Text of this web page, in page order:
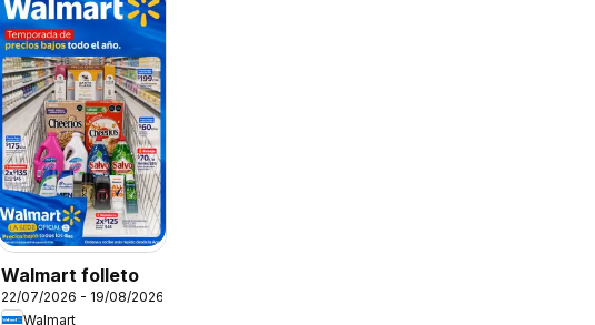
Walmart folleto
22/07/2026 - 19/08/2026
Walmart